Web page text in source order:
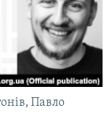
Павло